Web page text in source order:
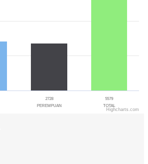
2728
PEREMPUAN
5579
TOTAL
Highcharts.com